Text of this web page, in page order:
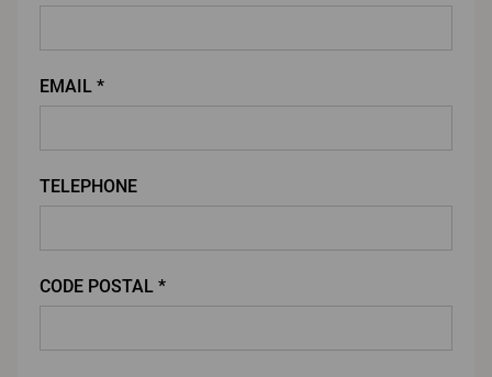
EMAIL *
TELEPHONE
CODE POSTAL *